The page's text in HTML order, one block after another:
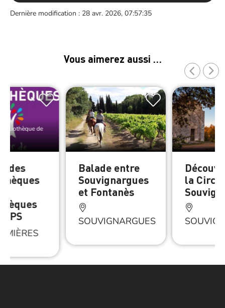
Dernière modification : 28 avr. 2026, 07:57:35
Vous aimerez aussi …
de
des
Balade entre
Souvignargues
et Fontanès
SOUVIGNARGUES
la